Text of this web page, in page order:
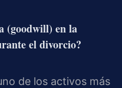
(goodwill) en la
el divorcio?
de los activos más